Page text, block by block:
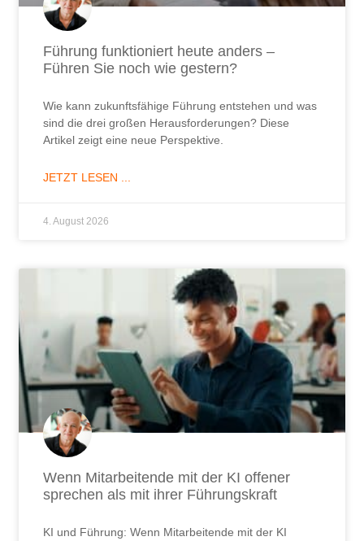
Führung funktioniert heute anders –
Führen Sie noch wie gestern?
Wie kann zukunftsfähige Führung entstehen und was
sind die drei großen Herausforderungen? Diese
Artikel zeigt eine neue Perspektive.
JETZT LESEN ...
4. August 2026
Wenn Mitarbeitende mit der KI offener
sprechen als mit ihrer Führungskraft
KI und Führung: Wenn Mitarbeitende mit der KI